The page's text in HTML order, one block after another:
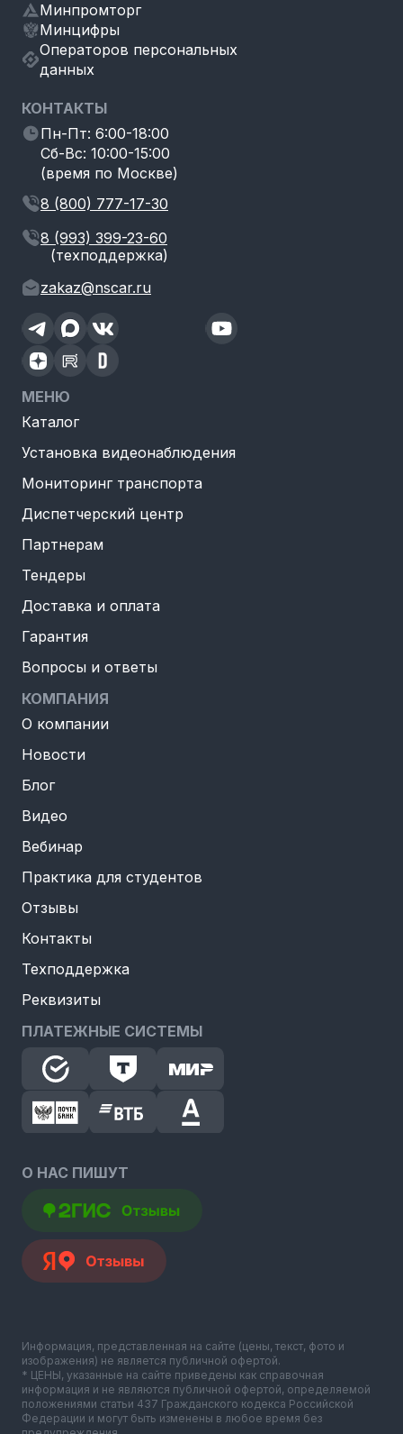
Минпромторг
Минцифры
Операторов персональных
данных
КОНТАКТЫ
Пн-Пт: 6:00-18:00
Сб-Вс: 10:00-15:00
(время по Москве)
8 (800) 777-17-30
8 (993) 399-23-60
(техподдержка)
zakaz@nscar.ru
МЕНЮ
Каталог
Установка видеонаблюдения
Мониторинг транспорта
Диспетчерский центр
Партнерам
Тендеры
Доставка и оплата
Гарантия
Вопросы и ответы
КОМПАНИЯ
О компании
Новости
Блог
Видео
Вебинар
Практика для студентов
Отзывы
Контакты
Техподдержка
Реквизиты
ПЛАТЕЖНЫЕ СИСТЕМЫ
О НАС ПИШУТ
Информация, представленная на сайте (цены, текст, фото и
изображения) не является публичной офертой.
* ЦЕНЫ, указанные на сайте приведены как справочная
информация и не являются публичной офертой, определяемой
положениями статьи 437 Гражданского кодекса Российской
Федерации и могут быть изменены в любое время без